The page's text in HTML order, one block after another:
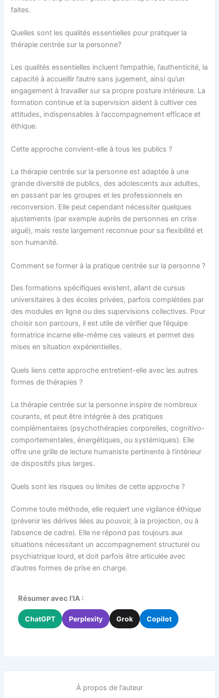
faites.
Quelles sont les qualités essentielles pour pratiquer la
thérapie centrée sur la personne?
Les qualités essentielles incluent l’empathie, l’authenticité, la
capacité à accueillir l’autre sans jugement, ainsi qu’un
engagement à travailler sur sa propre posture intérieure. La
formation continue et la supervision aident à cultiver ces
attitudes, indispensables à l’accompagnement efficace et
éthique.
Cette approche convient-elle à tous les publics ?
La thérapie centrée sur la personne est adaptée à une
grande diversité de publics, des adolescents aux adultes,
en passant par les groupes et les professionnels en
reconversion. Elle peut cependant nécessiter quelques
ajustements (par exemple auprès de personnes en crise
aiguë), mais reste largement reconnue pour sa flexibilité et
son humanité.
Comment se former à la pratique centrée sur la personne ?
Des formations spécifiques existent, allant de cursus
universitaires à des écoles privées, parfois complétées par
des modules en ligne ou des supervisions collectives. Pour
choisir son parcours, il est utile de vérifier que l’équipe
formatrice incarne elle-même ces valeurs et permet des
mises en situation expérientielles.
Quels liens cette approche entretient-elle avec les autres
formes de thérapies ?
La thérapie centrée sur la personne inspire de nombreux
courants, et peut être intégrée à des pratiques
complémentaires (psychothérapies corporelles, cognitivo-
comportementales, énergétiques, ou systémiques). Elle
offre une grille de lecture humaniste pertinente à l’intérieur
de dispositifs plus larges.
Quels sont les risques ou limites de cette approche ?
Comme toute méthode, elle requiert une vigilance éthique
(prévenir les dérives liées au pouvoir, à la projection, ou à
l’absence de cadre). Elle ne répond pas toujours aux
situations nécessitant un accompagnement structurel ou
psychiatrique lourd, et doit parfois être articulée avec
d’autres formes de prise en charge.
Résumer avec l'IA :
ChatGPT Perplexity Grok Copilot
À propos de l'auteur